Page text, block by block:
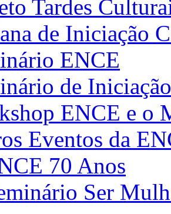
Tardes
de Iniciação
ENCE
de
ENCE e o
Eventos da
70 Anos
Ser